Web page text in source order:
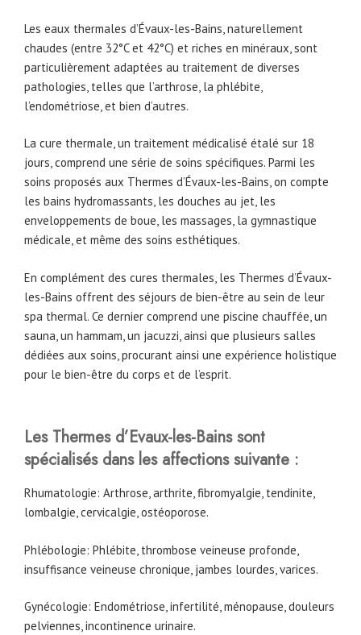
Les eaux thermales d’Évaux-les-Bains, naturellement
chaudes (entre 32°C et 42°C) et riches en minéraux, sont
particulièrement adaptées au traitement de diverses
pathologies, telles que l’arthrose, la phlébite,
l’endométriose, et bien d’autres.
La cure thermale, un traitement médicalisé étalé sur 18
jours, comprend une série de soins spécifiques. Parmi les
soins proposés aux Thermes d’Évaux-les-Bains, on compte
les bains hydromassants, les douches au jet, les
enveloppements de boue, les massages, la gymnastique
médicale, et même des soins esthétiques.
En complément des cures thermales, les Thermes d’Évaux-
les-Bains offrent des séjours de bien-être au sein de leur
spa thermal. Ce dernier comprend une piscine chauffée, un
sauna, un hammam, un jacuzzi, ainsi que plusieurs salles
dédiées aux soins, procurant ainsi une expérience holistique
pour le bien-être du corps et de l’esprit.
Les Thermes d’Evaux-les-Bains sont
spécialisés dans les affections suivante :
Rhumatologie: Arthrose, arthrite, fibromyalgie, tendinite,
lombalgie, cervicalgie, ostéoporose.
Phlébologie: Phlébite, thrombose veineuse profonde,
insuffisance veineuse chronique, jambes lourdes, varices.
Gynécologie: Endométriose, infertilité, ménopause, douleurs
pelviennes, incontinence urinaire.